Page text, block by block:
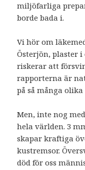
miljöfarliga
borde bada i.
Vi hör om
Österjön, plaster
riskerar att
rapporterna är
på så många olika
Men, inte nog
hela världen. 3
skapar kraftiga
kustremsor.
död för oss